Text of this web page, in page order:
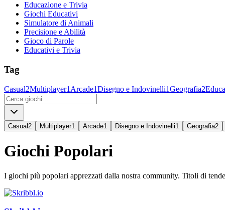
Educazione e Trivia
Giochi Educativi
Simulatore di Animali
Precisione e Abilità
Gioco di Parole
Educativi e Trivia
Tag
Casual2Multiplayer1 Arcade1Disegno e Indovinelli1Geografia2
Casual 2 Multiplayer1 Arcade1 Disegno e Indovinelli1 Geografia2
Giochi Popolari
I giochi più popolari apprezzati dalla nostra community. Titoli di